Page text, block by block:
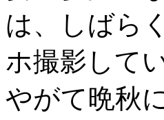
は、しばら
ホ撮影して
やがて晩秋